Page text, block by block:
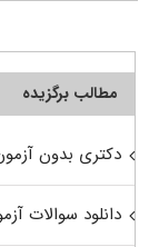
مطالب برگزیده
دکتری بدون
دانلود سوالات